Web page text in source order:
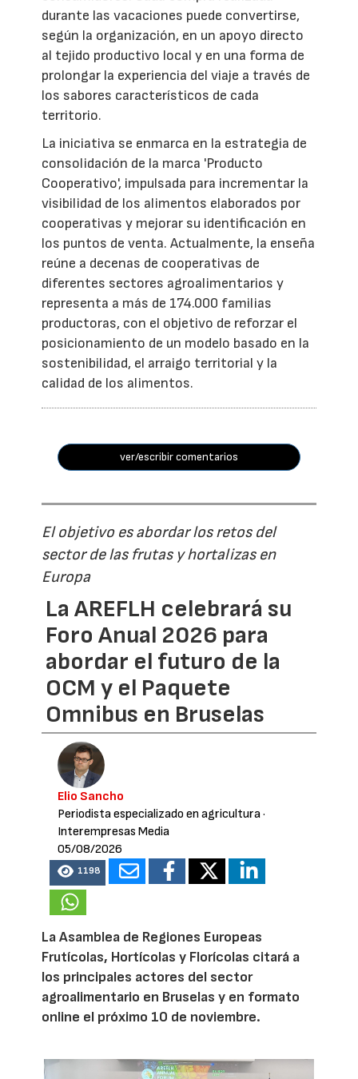
durante las vacaciones puede convertirse,
según la organización, en un apoyo directo
al tejido productivo local y en una forma de
prolongar la experiencia del viaje a través de
los sabores característicos de cada
territorio.
La iniciativa se enmarca en la estrategia de
consolidación de la marca 'Producto
Cooperativo', impulsada para incrementar la
visibilidad de los alimentos elaborados por
cooperativas y mejorar su identificación en
los puntos de venta. Actualmente, la enseña
reúne a decenas de cooperativas de
diferentes sectores agroalimentarios y
representa a más de 174.000 familias
productoras, con el objetivo de reforzar el
posicionamiento de un modelo basado en la
sostenibilidad, el arraigo territorial y la
calidad de los alimentos.
ver/escribir comentarios
El objetivo es abordar los retos del
sector de las frutas y hortalizas en
Europa
La AREFLH celebrará su
Foro Anual 2026 para
abordar el futuro de la
OCM y el Paquete
Omnibus en Bruselas
Elio Sancho
Periodista especializado en agricultura·
Interempresas Media
05/08/2026
1198
La Asamblea de Regiones Europeas
Frutícolas, Hortícolas y Florícolas citará a
los principales actores del sector
agroalimentario en Bruselas y en formato
online el próximo 10 de noviembre.